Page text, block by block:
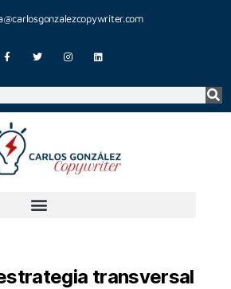
transversal